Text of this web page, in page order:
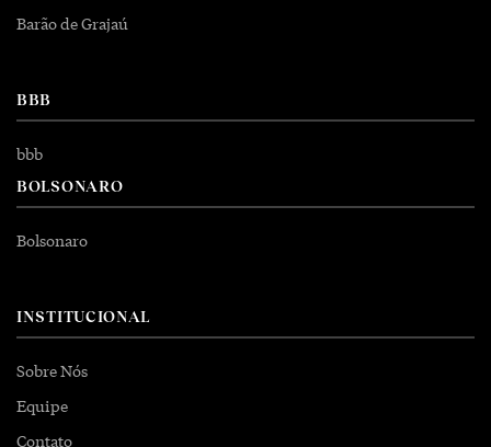
Barão de Grajaú
BBB
bbb
BOLSONARO
Bolsonaro
INSTITUCIONAL
Sobre Nós
Equipe
Contato